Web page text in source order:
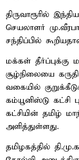
திருவாரூரில்
செயலாளர்
சந்திப்பில்
மக்கள் தீர்ப்புக்கு
சூழ்நிலையை
வகையில்
கம்யூனிஸ்டு கட்சி
கட்சியின் தமிழ்
அளித்துள்ளது.
தமிழகத்தில்